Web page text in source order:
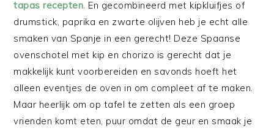
tapas recepten. En gecombineerd met kipkluifjes of
drumstick, paprika en zwarte olijven heb je echt alle
smaken van Spanje in een gerecht! Deze Spaanse
ovenschotel met kip en chorizo is gerecht dat je
makkelijk kunt voorbereiden en savonds hoeft het
alleen eventjes de oven in om compleet af te maken.
Maar heerlijk om op tafel te zetten als een groep
vrienden komt eten, puur omdat de geur en smaak je